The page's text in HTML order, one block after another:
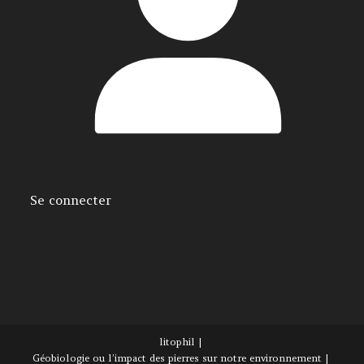
Se connecter
litophil
Géobiologie ou l’impact des pierres sur notre environnement